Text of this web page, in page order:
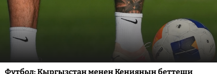
Футбол: Кыргызстан менен Кениянын беттеши